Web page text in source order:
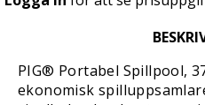
PIG® Portabel Spillpool,
ekonomisk